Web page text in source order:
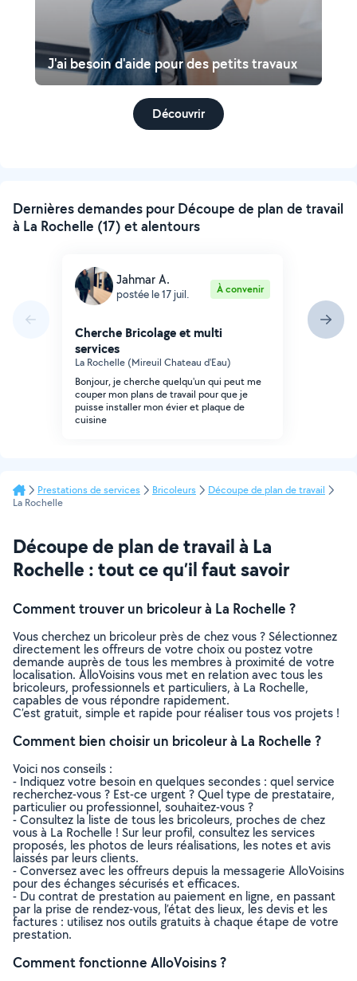
J'ai besoin d'aide pour des petits travaux
Découvrir
Dernières demandes pour Découpe de plan de travail
à La Rochelle (17) et alentours
Jahmar A.
postée le 17 juil. À convenir
Cherche Bricolage et multi
services
La Rochelle (Mireuil Chateau d'Eau)
Bonjour, je cherche quelqu'un qui peut me
couper mon plans de travail pour que je
puisse installer mon évier et plaque de
cuisine
Prestations de services Bricoleurs
Découpe de plan de travail
La Rochelle
Découpe de plan de travail à La
Rochelle : tout ce qu’il faut savoir
Comment trouver un bricoleur à La Rochelle ?
Vous cherchez un bricoleur près de chez vous ? Sélectionnez
directement les offreurs de votre choix ou postez votre
demande auprès de tous les membres à proximité de votre
localisation. AlloVoisins vous met en relation avec tous les
bricoleurs, professionnels et particuliers, à La Rochelle,
capables de vous répondre rapidement.
C’est gratuit, simple et rapide pour réaliser tous vos projets !
Comment bien choisir un bricoleur à La Rochelle ?
Voici nos conseils :
- Indiquez votre besoin en quelques secondes : quel service
recherchez-vous ? Est-ce urgent ? Quel type de prestataire,
particulier ou professionnel, souhaitez-vous ?
- Consultez la liste de tous les bricoleurs, proches de chez
vous à La Rochelle ! Sur leur profil, consultez les services
proposés, les photos de leurs réalisations, les notes et avis
laissés par leurs clients.
- Conversez avec les offreurs depuis la messagerie AlloVoisins
pour des échanges sécurisés et efficaces.
- Du contrat de prestation au paiement en ligne, en passant
par la prise de rendez-vous, l’état des lieux, les devis et les
factures : utilisez nos outils gratuits à chaque étape de votre
prestation.
Comment fonctionne AlloVoisins ?